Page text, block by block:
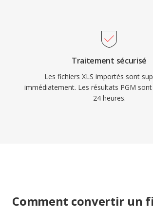
Traitement sécurisé
Les fichiers XLS importés sont
immédiatement. Les résultats PGM
24 heures.
Comment convertir un